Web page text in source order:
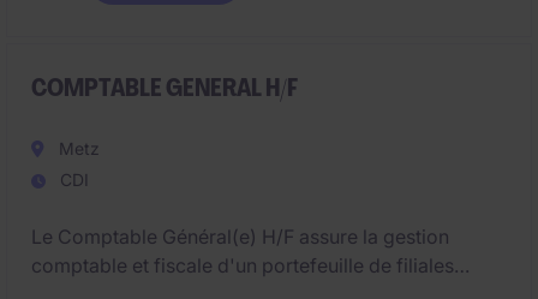
COMPTABLE GENERAL H/F
Metz
CDI
Le Comptable Général(e) H/F assure la gestion
comptable et fiscale d'un portefeuille de filiales